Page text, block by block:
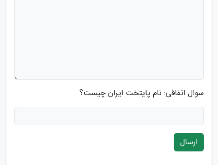
سوال اتفاقی: نام پایتخت ایران چیست؟
ارسال